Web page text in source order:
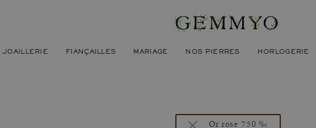
JOAILLERIE FIANÇAILLES MARIAGE NOS PIERRES HORLOGERIE
Or rose 750 ‰